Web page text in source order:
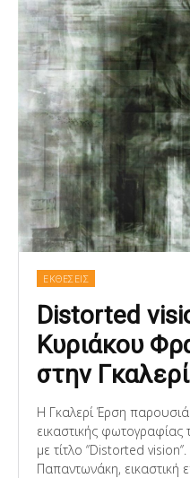
ΕΚΘΕΣΕΙΣ
Distorted
Κυριάκου
στην
Η Γκαλερί Έρση
εικαστικής
με τίτλο ‘’Distorted
Παπαντωνάκη, εικαστική